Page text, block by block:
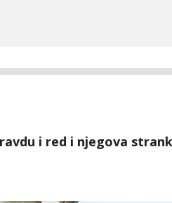
i red i njegova